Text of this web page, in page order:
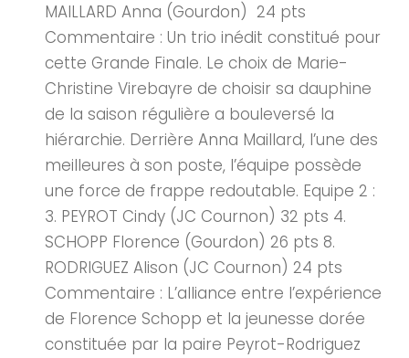
MAILLARD Anna (Gourdon) 24 pts
Commentaire : Un trio inédit constitué pour
cette Grande Finale. Le choix de Marie-
Christine Virebayre de choisir sa dauphine
de la saison régulière a bouleversé la
hiérarchie. Derrière Anna Maillard, l’une des
meilleures à son poste, l’équipe possède
une force de frappe redoutable. Equipe 2 :
3. PEYROT Cindy (JC Cournon) 32 pts 4.
SCHOPP Florence (Gourdon) 26 pts 8.
RODRIGUEZ Alison (JC Cournon) 24 pts
Commentaire : L’alliance entre l’expérience
de Florence Schopp et la jeunesse dorée
constituée par la paire Peyrot-Rodriguez